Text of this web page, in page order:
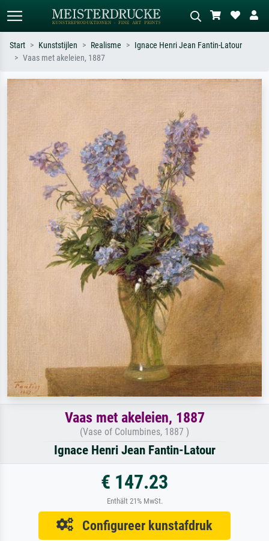
Zoek op kunstenaar, titel of stijl – bijv.
Beschrijf de scène – bijv. groene
olieverfschilderij, staand naakt naast
een boom.
Start Kunststijlen Realisme
Ignace Henri Jean Fantin-Latour
Vaas met akeleien, 1887
Vaas met akeleien, 1887
(Vase of Columbines, 1887 )
Ignace Henri Jean Fantin-Latour
€ 147.23
Enthält 21% MwSt.
Configureer kunstafdruk